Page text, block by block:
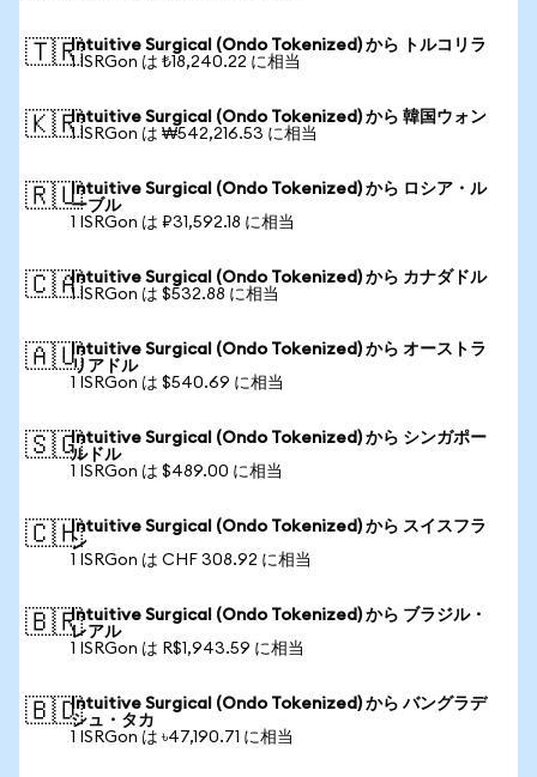
🇹🇷Intuitive Surgical (Ondo Tokenized) から トルコリラ
1 ISRGon は ₺18,240.22 に相当
🇰🇷Intuitive Surgical (Ondo Tokenized) から 韓国ウォン
1 ISRGon は ₩542,216.53 に相当
🇷🇺Intuitive Surgical (Ondo Tokenized) から ロシア・ル
ーブル
1 ISRGon は ₽31,592.18 に相当
🇨🇦Intuitive Surgical (Ondo Tokenized) から カナダドル
1 ISRGon は $532.88 に相当
🇦🇺Intuitive Surgical (Ondo Tokenized) から オーストラ
リアドル
1 ISRGon は $540.69 に相当
🇸🇬Intuitive Surgical (Ondo Tokenized) から シンガポー
ルドル
1 ISRGon は $489.00 に相当
🇨🇭Intuitive Surgical (Ondo Tokenized) から スイスフラ
ン
1 ISRGon は CHF 308.92 に相当
🇧🇷Intuitive Surgical (Ondo Tokenized) から ブラジル・
レアル
1 ISRGon は R$1,943.59 に相当
🇧🇩Intuitive Surgical (Ondo Tokenized) から バングラデ
シュ・タカ
1 ISRGon は ৳47,190.71 に相当